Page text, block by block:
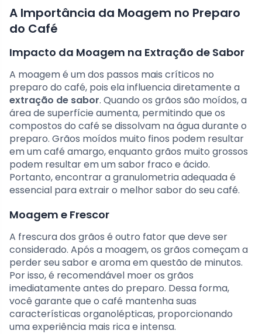
A Importância da Moagem no Preparo
do Café
Impacto da Moagem na Extração de Sabor
A moagem é um dos passos mais críticos no
preparo do café, pois ela influencia diretamente a
extração de sabor. Quando os grãos são moídos, a
área de superfície aumenta, permitindo que os
compostos do café se dissolvam na água durante o
preparo. Grãos moídos muito finos podem resultar
em um café amargo, enquanto grãos muito grossos
podem resultar em um sabor fraco e ácido.
Portanto, encontrar a granulometria adequada é
essencial para extrair o melhor sabor do seu café.
Moagem e Frescor
A frescura dos grãos é outro fator que deve ser
considerado. Após a moagem, os grãos começam a
perder seu sabor e aroma em questão de minutos.
Por isso, é recomendável moer os grãos
imediatamente antes do preparo. Dessa forma,
você garante que o café mantenha suas
características organolépticas, proporcionando
uma experiência mais rica e intensa.